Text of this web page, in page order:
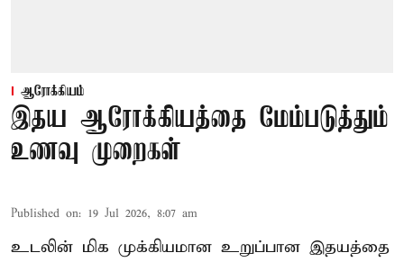
ஆரோக்கியம்
இதய ஆரோக்கியத்தை மேம்படுத்தும்
உணவு முறைகள்
Published on: 19 Jul 2026, 8:07 am
உடலின் மிக முக்கியமான உறுப்பான இதயத்தை